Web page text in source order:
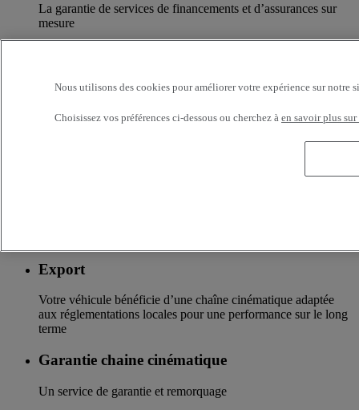
La garantie de services de financements et d’assurances sur
mesure
Toute l’offre accessoires des nouvelles gammes de camions
Export
Votre véhicule bénéficie d’une chaîne cinématique adaptée
aux réglementations locales pour une performance sur le long
terme
Garantie chaine cinématique
Un service de garantie et remorquage
Nous utilisons des cookies pour améliorer votre expérience sur notre
Choisissez vos préférences ci-dessous ou cherchez à en savoir plus